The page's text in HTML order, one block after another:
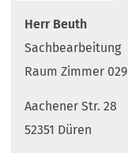
Herr Beuth
Sachbearbeitung
Raum Zimmer 029
Aachener Str. 28
52351 Düren